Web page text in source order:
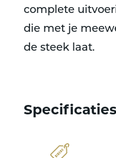
complete
die met je
de steek laat.
Specificaties